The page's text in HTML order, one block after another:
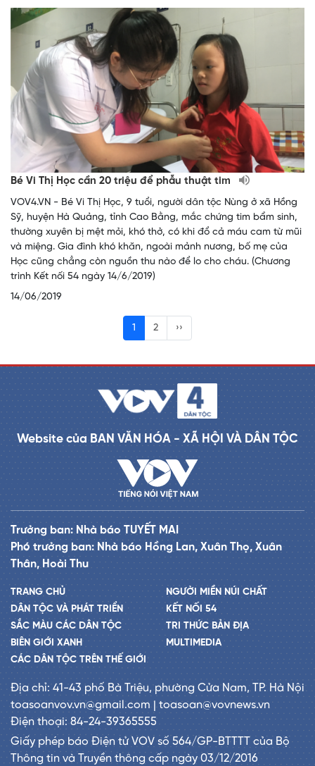
Bé Vi Thị Học cần 20 triệu để phẫu thuật tim
VOV4.VN - Bé Vi Thị Học, 9 tuổi, người dân tộc Nùng ở xã Hồng
Sỹ, huyện Hà Quảng, tỉnh Cao Bằng, mắc chứng tim bẩm sinh,
thường xuyên bị mệt mỏi, khó thở, có khi đổ cả máu cam từ mũi
và miệng. Gia đình khó khăn, ngoài mảnh nương, bố mẹ của
Học cũng chẳng còn nguồn thu nào để lo cho cháu. (Chương
trình Kết nối 54 ngày 14/6/2019)
14/06/2019
1 2 ››
Website của BAN VĂN HÓA - XÃ HỘI VÀ DÂN TỘC
Trưởng ban: Nhà báo TUYẾT MAI
Phó trưởng ban: Nhà báo Hồng Lan, Xuân Thọ, Xuân
Thân, Hoài Thu
TRANG CHỦ
DÂN TỘC VÀ PHÁT TRIỂN
SẮC MÀU CÁC DÂN TỘC
BIÊN GIỚI XANH
CÁC DÂN TỘC TRÊN THẾ GIỚI
NGƯỜI MIỀN NÚI CHẤT
KẾT NỐI 54
TRI THỨC BẢN ĐỊA
MULTIMEDIA
Địa chỉ: 41-43 phố Bà Triệu, phường Cửa Nam, TP. Hà Nội
toasoanvov.vn@gmail.com | toasoan@vovnews.vn
Điện thoại: 84-24-39365555
Giấy phép báo Điện tử VOV số 564/GP-BTTTT của Bộ
Thông tin và Truyền thông cấp ngày 03/12/2016